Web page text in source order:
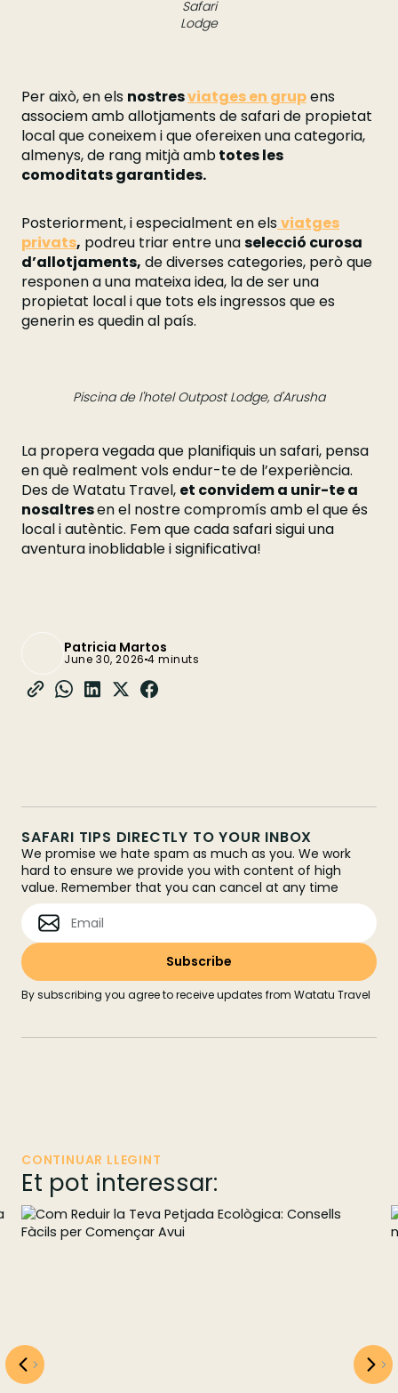
Safari
Lodge
Per això, en els nostresviatges en grupens
associem amb allotjaments de safari de propietat
local que coneixem i que ofereixen una categoria,
almenys, de rang mitjà ambtotes les
comoditats garantides.
Posteriorment, i especialment en elsviatges
privats, podreu triar entre unaselecció curosa
d’allotjaments, de diverses categories, però que
responen a una mateixa idea, la de ser una
propietat local i que tots els ingressos que es
generin es quedin al país.
Piscina de l'hotel Outpost Lodge, d'Arusha
La propera vegada que planifiquis un safari, pensa
en què realment vols endur-te de l’experiència.
Des de Watatu Travel, et convidem a unir-te a
nosaltresen el nostre compromís amb el que és
local i autèntic. Fem que cada safari sigui una
aventura inoblidable i significativa!
Patricia Martos
June 30, 2026 4 minuts
SAFARI TIPS DIRECTLY TO YOUR INBOX
We promise we hate spam as much as you. We work
hard to ensure we provide you with content of high
value. Remember that you can cancel at any time
By subscribing you agree to receive updates from Watatu Travel
CONTINUAR LLEGINT
Et pot interessar: